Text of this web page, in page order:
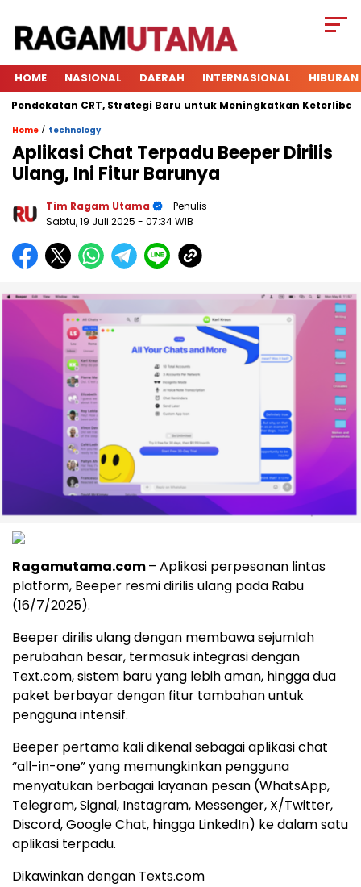
HOME NASIONAL DAERAH INTERNASIONAL HIBURAN
CRT, Strategi Baru untuk Meningkatkan Keterlibatan
Home / technology
Aplikasi Chat Terpadu Beeper Dirilis
Ulang, Ini Fitur Barunya
Tim Ragam Utama
- Penulis
Sabtu, 19 Juli 2025 - 07:34 WIB
Ragamutama.com– Aplikasi perpesanan lintas
platform, Beeper resmi dirilis ulang pada Rabu
(16/7/2025).
Beeper dirilis ulang dengan membawa sejumlah
perubahan besar, termasuk integrasi dengan
Text.com, sistem baru yang lebih aman, hingga dua
paket berbayar dengan fitur tambahan untuk
pengguna intensif.
Beeper pertama kali dikenal sebagai aplikasi chat
“all-in-one” yang memungkinkan pengguna
menyatukan berbagai layanan pesan (WhatsApp,
Telegram, Signal, Instagram, Messenger, X/Twitter,
Discord, Google Chat, hingga LinkedIn) ke dalam satu
aplikasi terpadu.
Dikawinkan dengan Texts.com